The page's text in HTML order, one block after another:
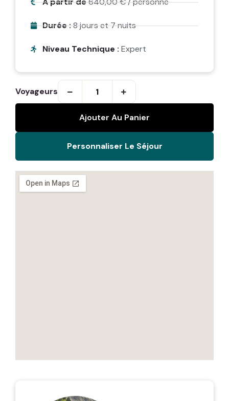
Durée :8 jours et 7 nuits
Niveau Technique : Expert
Voyageurs
Ajouter Au Panier
Personnaliser Le Séjour